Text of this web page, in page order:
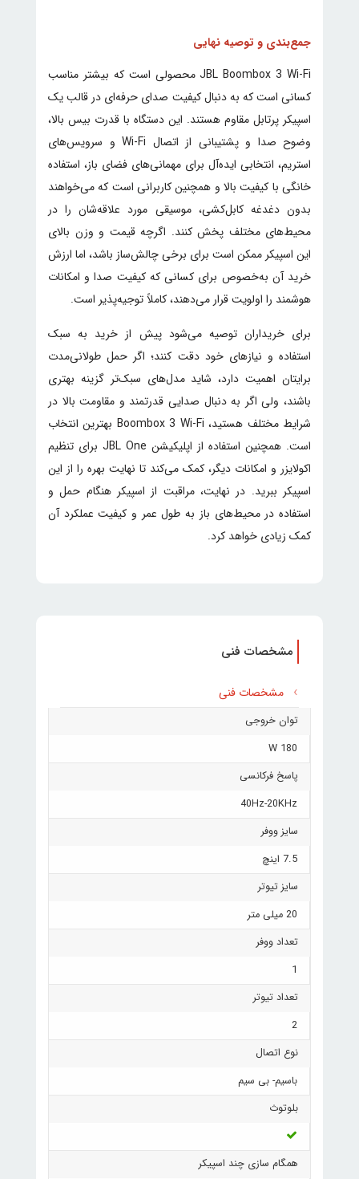
جمع‌بندی و توصیه نهایی
JBL Boombox 3 Wi-Fi محصولی است که بیشتر مناسب
کسانی است که به دنبال کیفیت صدای حرفه‌ای در قالب یک
اسپیکر پرتابل مقاوم هستند. این دستگاه با قدرت بیس بالا،
وضوح صدا و پشتیبانی از اتصال Wi-Fi و سرویس‌های
استریم، انتخابی ایده‌آل برای مهمانی‌های فضای باز، استفاده
خانگی با کیفیت بالا و همچنین کاربرانی است که می‌خواهند
بدون دغدغه کابل‌کشی، موسیقی مورد علاقه‌شان را در
محیط‌های مختلف پخش کنند. اگرچه قیمت و وزن بالای
این اسپیکر ممکن است برای برخی چالش‌ساز باشد، اما ارزش
خرید آن به‌خصوص برای کسانی که کیفیت صدا و امکانات
هوشمند را اولویت قرار می‌دهند، کاملاً توجیه‌پذیر است.
برای خریداران توصیه می‌شود پیش از خرید به سبک
استفاده و نیازهای خود دقت کنند؛ اگر حمل طولانی‌مدت
برایتان اهمیت دارد، شاید مدل‌های سبک‌تر گزینه بهتری
باشند، ولی اگر به دنبال صدایی قدرتمند و مقاومت بالا در
شرایط مختلف هستید، Boombox 3 Wi-Fi بهترین انتخاب
است. همچنین استفاده از اپلیکیشن JBL One برای تنظیم
اکولایزر و امکانات دیگر، کمک می‌کند تا نهایت بهره را از این
اسپیکر ببرید. در نهایت، مراقبت از اسپیکر هنگام حمل و
استفاده در محیط‌های باز به طول عمر و کیفیت عملکرد آن
کمک زیادی خواهد کرد.
مشخصات فنی
مشخصات فنی
توان خروجی
180 W
پاسخ فرکانسی
40Hz-20KHz
سایز ووفر
7.5 اینچ
سایز تیوتر
20 میلی متر
تعداد ووفر
1
تعداد تیوتر
2
نوع اتصال
باسیم- بی سیم
بلوتوث
همگام سازی چند اسپیکر